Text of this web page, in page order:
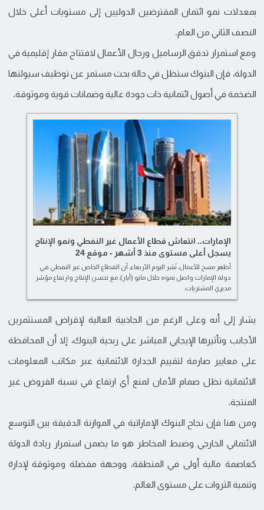
بمعدلات نمو ائتمان المقترضين الدوليين إلى مستويات أعلى خلال
النصف الثاني من العام.
ومع استمرار تدفق الرساميل ورجال الأعمال لافتتاح مقار إقليمية في
الدولة، فإن البنوك ستظل في حالة بحث مستمر عن توظيف سيولتها
الضخمة في أصول ائتمانية ذات جودة عالية وضمانات قوية وموثوقة.
الإمارات.. انتعاش قطاع الأعمال غير النفطي ونمو الإنتاج
يسجل أعلى مستوى منذ 3 أشهر - موقع 24
أظهر مسح للأعمال، نُشر اليوم الأربعاء، أن القطاع الخاص غير النفطي في
دولة الإمارات واصل نموه خلال مايو (أيار)، مع تحسن الإنتاج وارتفاع مؤشر
مديري المشتريات.
يشار إلى أنه وعلى الرغم من الجاذبية العالية لإقراض المستثمرين
الأجانب وتأثيرها الإيجابي المباشر على ربحية البنوك، إلا أن المحافظة
على معايير صارمة لتقييم الجدارة الائتمانية عبر مكاتب المعلومات
الائتمانية تظل صمام الأمان لمنع أي ارتفاع في نسبة القروض غير
المنتجة.
ومن هنا فإن نجاح البنوك الإماراتية في الموازنة الدقيقة بين التوسع
الائتماني الخارجي وضبط المخاطر هو ما يضمن استمرار ريادة الدولة
كعاصمة مالية أولى في المنطقة، ووجهة مفضلة وموثوقة لإدارة
وتنمية الثروات على مستوى العالم.